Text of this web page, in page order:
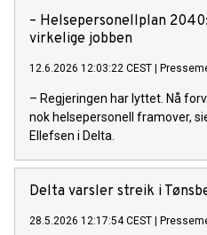
– Helsepersonellplan
virkelige jobben
12.6.2026 12:03:22 CEST
– Regjeringen har lyttet. Nå
nok helsepersonell framover,
Ellefsen i Delta.
Delta varsler streik i
28.5.2026 12:17:54 CEST